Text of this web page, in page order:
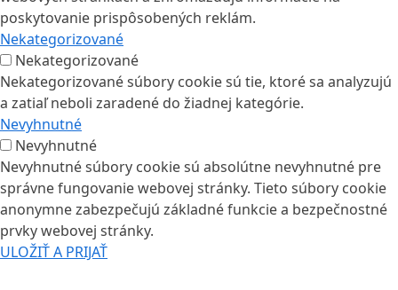
poskytovanie prispôsobených reklám.
Nekategorizované
Nekategorizované
Nekategorizované súbory cookie sú tie, ktoré sa analyzujú
a zatiaľ neboli zaradené do žiadnej kategórie.
Nevyhnutné
Nevyhnutné
Nevyhnutné súbory cookie sú absolútne nevyhnutné pre
správne fungovanie webovej stránky. Tieto súbory cookie
anonymne zabezpečujú základné funkcie a bezpečnostné
prvky webovej stránky.
ULOŽIŤ A PRIJAŤ